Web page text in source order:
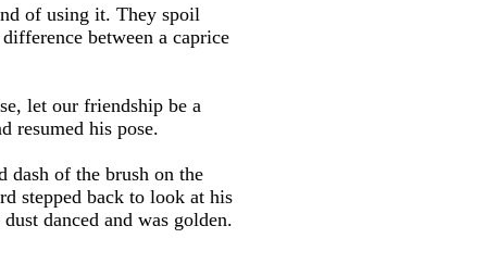
of using it. They spoil
between a caprice
let our friendship be a
resumed his pose.
of the brush on the
stepped back to look at his
danced and was golden.